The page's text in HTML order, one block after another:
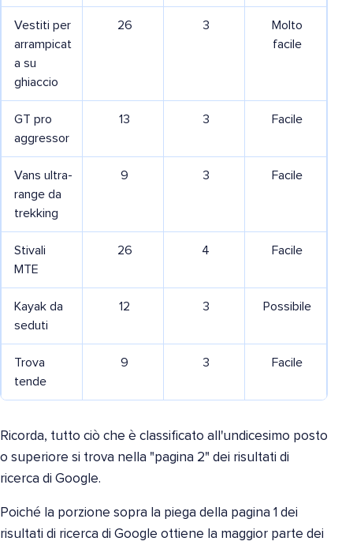
Vestiti per
arrampicat
a su
ghiaccio
26 3
Molto
facile
GT pro
aggressor
13 3 Facile
Vans ultra-
range da
trekking
9 3 Facile
Stivali
MTE
26 4 Facile
Kayak da
seduti
12 3 Possibile
Trova
tende
9 3 Facile
Ricorda, tutto ciò che è classificato all'undicesimo posto
o superiore si trova nella "pagina 2" dei risultati di
ricerca di Google.
Poiché la porzione sopra la piega della pagina 1 dei
risultati di ricerca di Google ottiene la maggior parte dei